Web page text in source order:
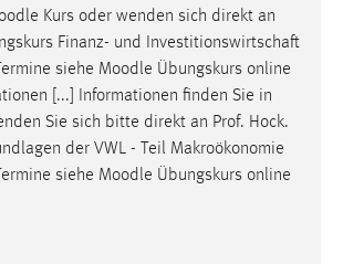
Kurs oder wenden sich direkt an
Finanz- und Investitionswirtschaft
siehe Moodle Übungskurs online
[...] Informationen finden Sie in
Sie sich bitte direkt an Prof. Hock.
der VWL - Teil Makroökonomie
siehe Moodle Übungskurs online